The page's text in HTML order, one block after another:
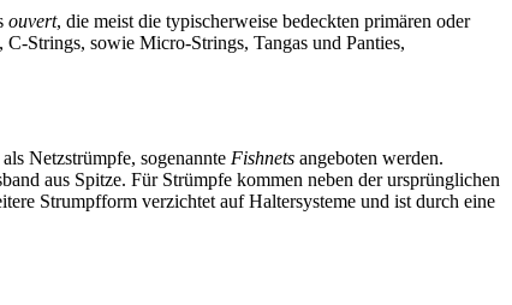
ouvert, die meist die typischerweise bedeckten primären oder
Strings, sowie Micro-Strings, Tangas und Panties,
Netzstrümpfe, sogenannte Fishnets angeboten werden.
aus Spitze. Für Strümpfe kommen neben der ursprünglichen
Strumpfform verzichtet auf Haltersysteme und ist durch eine